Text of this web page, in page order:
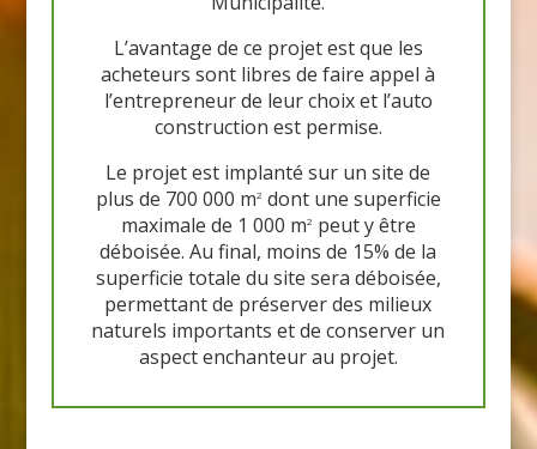
L’avantage de ce projet est que les
acheteurs sont libres de faire appel à
l’entrepreneur de leur choix et l’auto
construction est permise.
Le projet est implanté sur un site de
plus de 700 000 m2 dont une superficie
maximale de 1 000 m2 peut y être
déboisée. Au final, moins de 15% de la
superficie totale du site sera déboisée,
permettant de préserver des milieux
naturels importants et de conserver un
aspect enchanteur au projet.